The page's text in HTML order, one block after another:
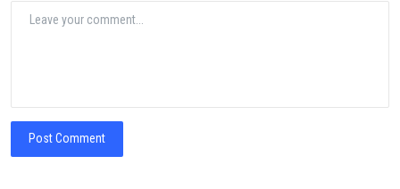
Post Comment